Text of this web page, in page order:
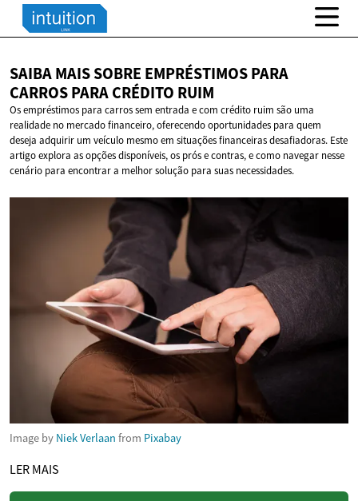
SAIBA MAIS SOBRE EMPRÉSTIMOS PARA
CARROS PARACRÉDITO RUIM
Os empréstimos para carros sem entrada e com crédito ruim são uma
realidade no mercado financeiro, oferecendo oportunidades para quem
deseja adquirir um veículo mesmo em situações financeiras desafiadoras. Este
artigo explora as opções disponíveis, os prós e contras, e como navegar nesse
cenário para encontrar a melhor solução para suas necessidades.
Image by Niek Verlaan from Pixabay
LER MAIS